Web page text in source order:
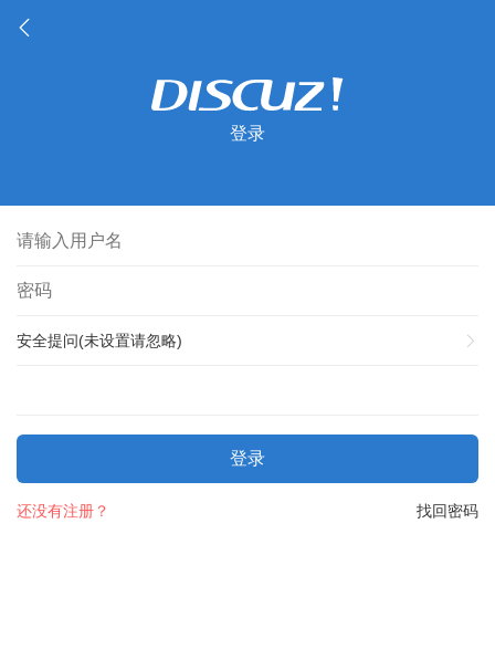
登录
安全提问(未设置请忽略)
登录
找回密码
还没有注册？